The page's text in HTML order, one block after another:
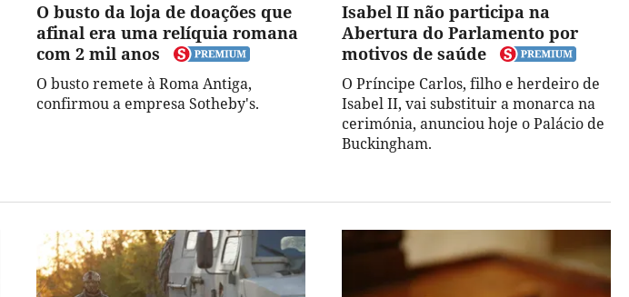
O busto da loja de doações que
afinal era uma relíquia romana
com 2 mil anos
O busto remete à Roma Antiga,
confirmou a empresa Sotheby's.
Isabel II não participa na
Abertura do Parlamento por
motivos de saúde
O Príncipe Carlos, filho e herdeiro de
Isabel II, vai substituir a monarca na
cerimónia, anunciou hoje o Palácio de
Buckingham.